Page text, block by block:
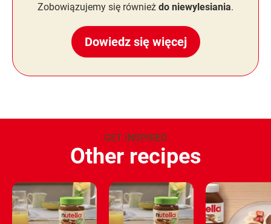
Zobowiązujemy się również do niewylesiania.
Dowiedz się więcej
GET INSPIRED
Other recipes